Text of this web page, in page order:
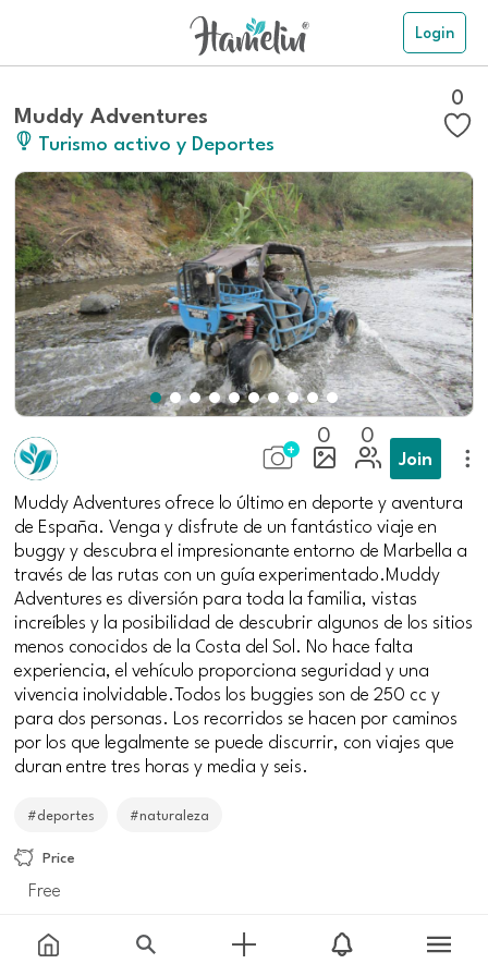
Login
Muddy Adventures
Turismo activo y Deportes
0
0 0
Join
Muddy Adventures ofrece lo último en deporte y aventura
de España. Venga y disfrute de un fantástico viaje en
buggy y descubra el impresionante entorno de Marbella a
través de las rutas con un guía experimentado.Muddy
Adventures es diversión para toda la familia, vistas
increíbles y la posibilidad de descubrir algunos de los sitios
menos conocidos de la Costa del Sol. No hace falta
experiencia, el vehículo proporciona seguridad y una
vivencia inolvidable.Todos los buggies son de 250 cc y
para dos personas. Los recorridos se hacen por caminos
por los que legalmente se puede discurrir, con viajes que
duran entre tres horas y media y seis.
#deportes #naturaleza
Price
Free
Carr. de Cadiz, 3B, 29649 La Cala de Mijas,